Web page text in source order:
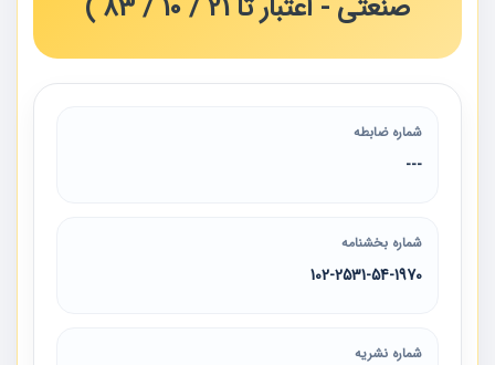
صنعتی ‌- اعتبار تا 21 / 10 / 83 )
شماره ضابطه
---
شماره بخشنامه
102-2531-54-1970
شماره نشریه